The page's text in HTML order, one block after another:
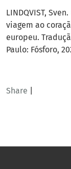
Share
LINDQVIST,
viagem ao
europeu.
Paulo: Fósforo,